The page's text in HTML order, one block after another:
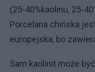
(25-40%kaolinu, 25-
Porcelana chińska
europejska, bo
Sam kaolinit może